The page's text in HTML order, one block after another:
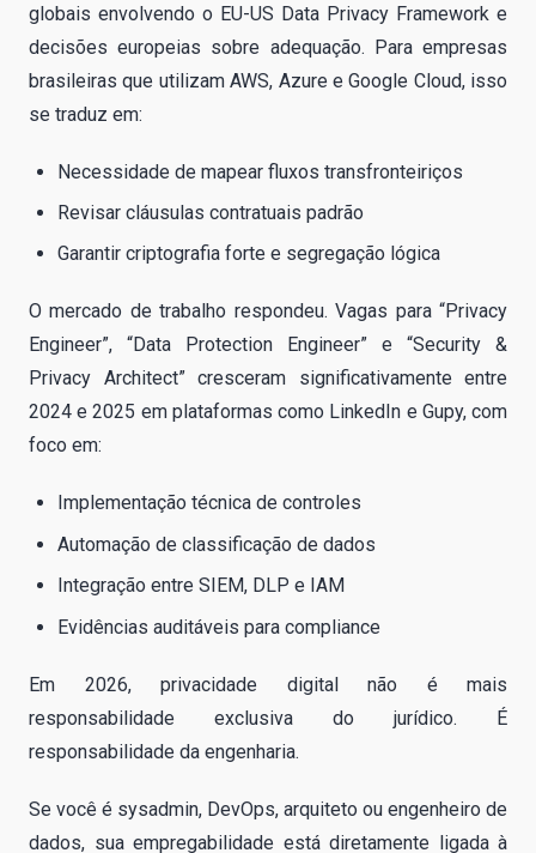
globais envolvendo o EU-US Data Privacy Framework e
decisões europeias sobre adequação. Para empresas
brasileiras que utilizam AWS, Azure e Google Cloud, isso
se traduz em:
Necessidade de mapear fluxos transfronteiriços
Revisar cláusulas contratuais padrão
Garantir criptografia forte e segregação lógica
O mercado de trabalho respondeu. Vagas para “Privacy
Engineer”, “Data Protection Engineer” e “Security &
Privacy Architect” cresceram significativamente entre
2024 e 2025 em plataformas como LinkedIn e Gupy, com
foco em:
Implementação técnica de controles
Automação de classificação de dados
Integração entre SIEM, DLP e IAM
Evidências auditáveis para compliance
Em 2026, privacidade digital não é mais
responsabilidade exclusiva do jurídico. É
responsabilidade da engenharia.
Se você é sysadmin, DevOps, arquiteto ou engenheiro de
dados, sua empregabilidade está diretamente ligada à